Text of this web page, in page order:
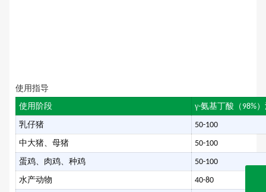
使用指导
使用阶段
γ-氨基丁酸（ 98%）
乳仔猪
50-100
中大猪、母猪
50-100
蛋鸡、肉鸡、种鸡
50-100
水产动物
40-80